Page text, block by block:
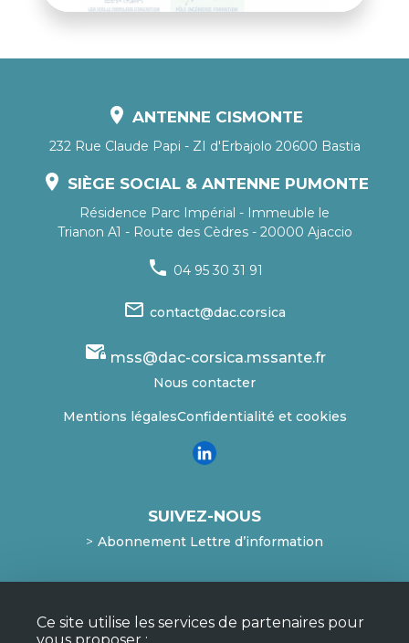
location_on ANTENNE CISMONTE
232 Rue Claude Papi - ZI d'Erbajolo 20600 Bastia
location_on SIÈGE SOCIAL & ANTENNE PUMONTE
Résidence Parc Impérial - Immeuble le
Trianon A1 - Route des Cèdres - 20000 Ajaccio
phone 04 95 30 31 91
mail_outline contact@dac.corsica
mail_lock mss@dac-corsica.mssante.fr
Nous contacter
Mentions légalesConfidentialité et cookies
SUIVEZ-NOUS
Abonnement Lettre d’information
Mentions légales
Confidentialité et cookies
Ce site utilise les services de partenaires pour